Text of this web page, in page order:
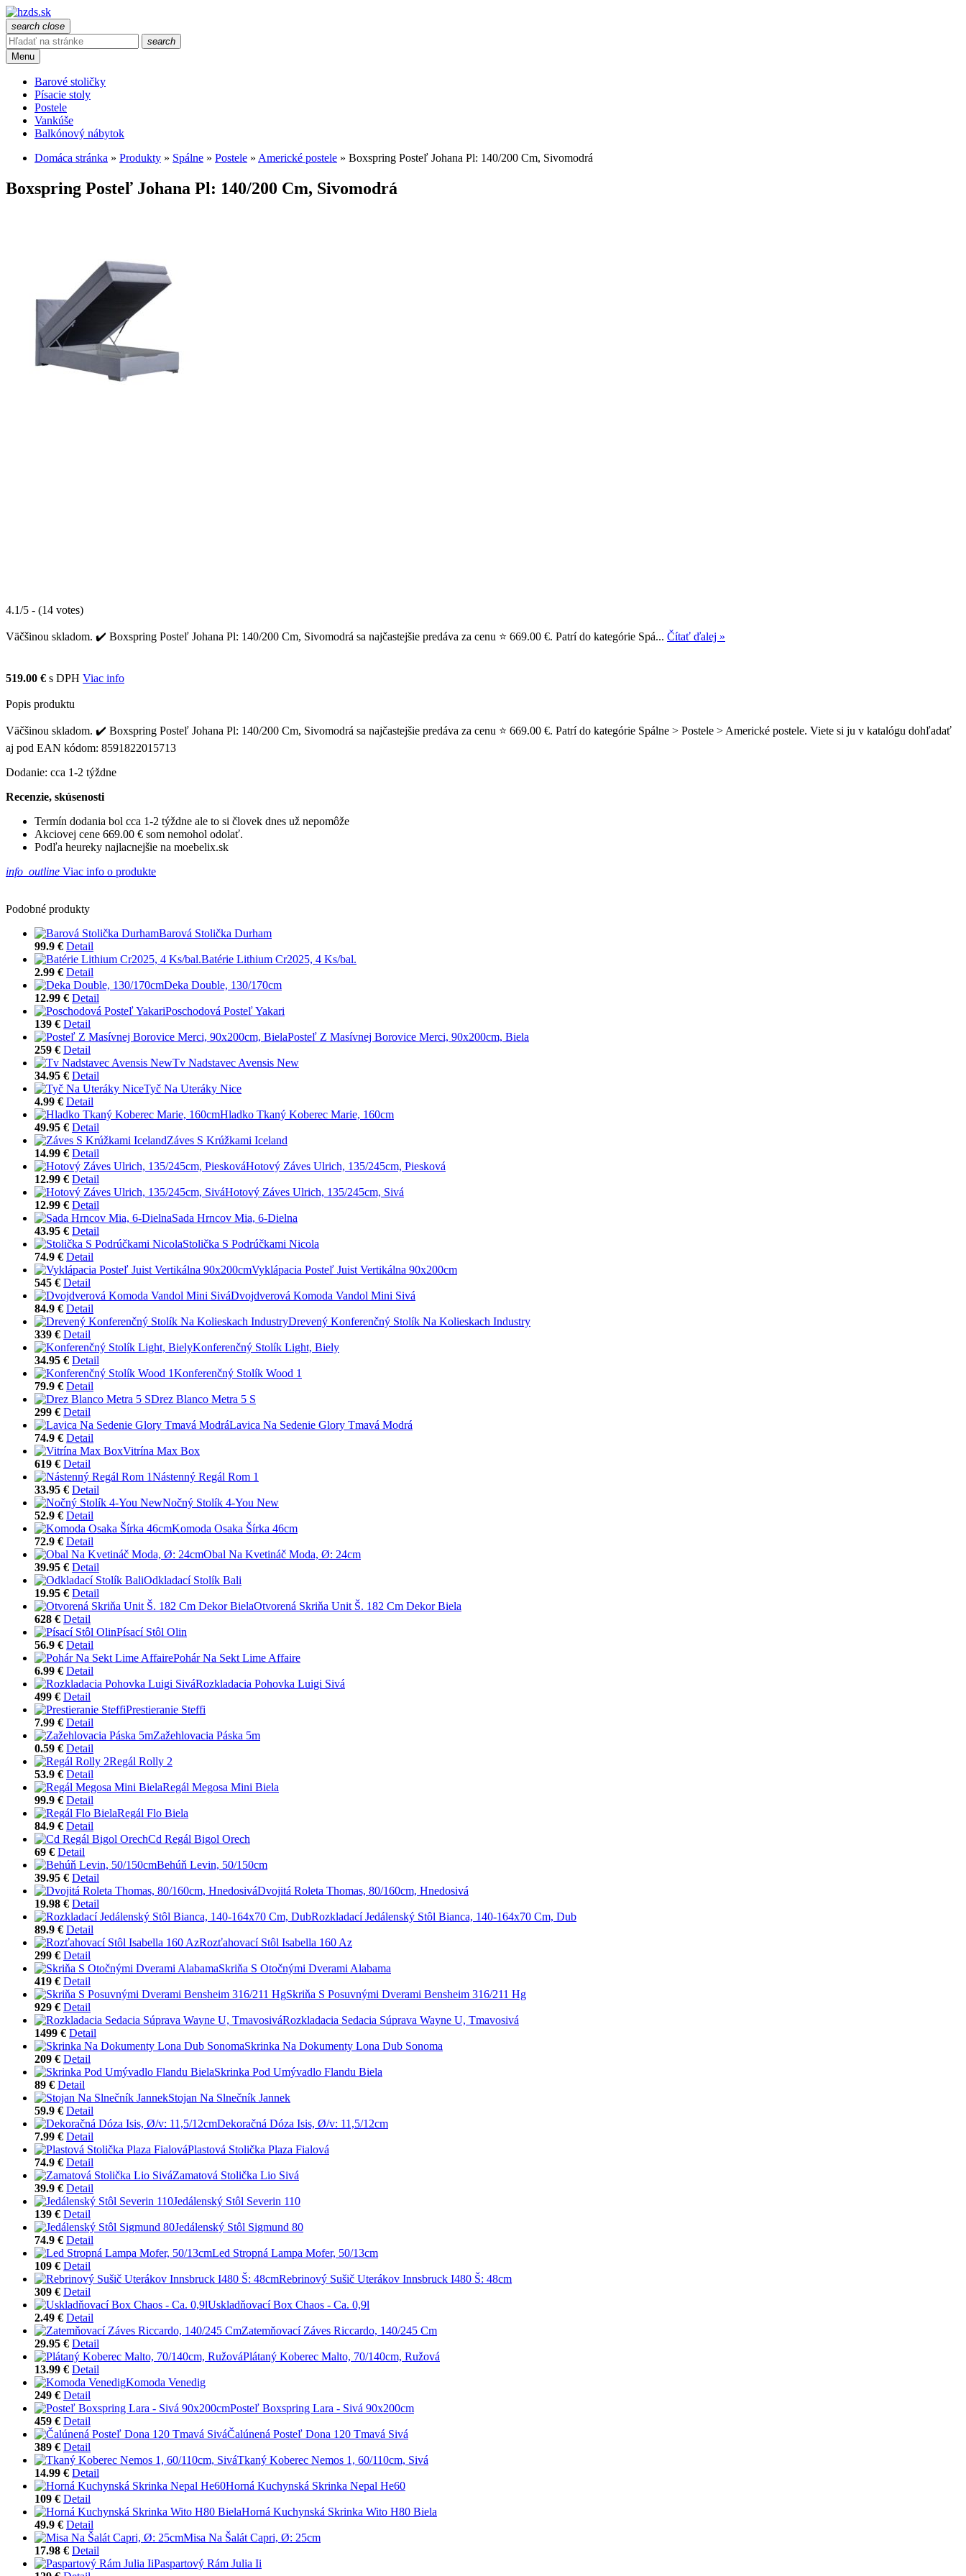
search close
search
Menu
Barové stoličky
Písacie stoly
Postele
Vankúše
Balkónový nábytok
Domáca stránka » Produkty » Spálne » Postele » Americké postele » Boxspring Posteľ Johana Pl: 140/200 Cm, Sivomodrá
Boxspring Posteľ Johana Pl: 140/200 Cm, Sivomodrá
4.1/5 - (14 votes)
Väčšinou skladom. ✔️ Boxspring Posteľ Johana Pl: 140/200 Cm, Sivomodrá sa najčastejšie predáva za cenu ⭐ 669.00 €. Patrí do kategórie Spá... Čítať ďalej »
519.00 € s DPH Viac info
Popis produktu
Väčšinou skladom. ✔️ Boxspring Posteľ Johana Pl: 140/200 Cm, Sivomodrá sa najčastejšie predáva za cenu ⭐ 669.00 €. Patrí do kategórie Spálne > Postele > Americké postele. Viete si ju v katalógu dohľadať
aj pod EAN kódom: 8591822015713
Dodanie: cca 1-2 týždne
Recenzie, skúsenosti
Termín dodania bol cca 1-2 týždne ale to si človek dnes už nepomôže
Akciovej cene 669.00 € som nemohol odolať.
Podľa heureky najlacnejšie na moebelix.sk
info_outline Viac info o produkte
Podobné produkty
Barová Stolička Durham
99.9 € Detail
Batérie Lithium Cr2025, 4 Ks/bal.
2.99 € Detail
Deka Double, 130/170cm
12.99 € Detail
Poschodová Posteľ Yakari
139 € Detail
Posteľ Z Masívnej Borovice Merci, 90x200cm, Biela
259 € Detail
Tv Nadstavec Avensis New
34.95 € Detail
Tyč Na Uteráky Nice
4.99 € Detail
Hladko Tkaný Koberec Marie, 160cm
49.95 € Detail
Záves S Krúžkami Iceland
14.99 € Detail
Hotový Záves Ulrich, 135/245cm, Piesková
12.99 € Detail
Hotový Záves Ulrich, 135/245cm, Sivá
12.99 € Detail
Sada Hrncov Mia, 6-Dielna
43.95 € Detail
Stolička S Podrúčkami Nicola
74.9 € Detail
Vyklápacia Posteľ Juist Vertikálna 90x200cm
545 € Detail
Dvojdverová Komoda Vandol Mini Sivá
84.9 € Detail
Drevený Konferenčný Stolík Na Kolieskach Industry
339 € Detail
Konferenčný Stolík Light, Biely
34.95 € Detail
Konferenčný Stolík Wood 1
79.9 € Detail
Drez Blanco Metra 5 S
299 € Detail
Lavica Na Sedenie Glory Tmavá Modrá
74.9 € Detail
Vitrína Max Box
619 € Detail
Nástenný Regál Rom 1
33.95 € Detail
Nočný Stolík 4-You New
52.9 € Detail
Komoda Osaka Šírka 46cm
72.9 € Detail
Obal Na Kvetináč Moda, Ø: 24cm
39.95 € Detail
Odkladací Stolík Bali
19.95 € Detail
Otvorená Skriňa Unit Š. 182 Cm Dekor Biela
628 € Detail
Písací Stôl Olin
56.9 € Detail
Pohár Na Sekt Lime Affaire
6.99 € Detail
Rozkladacia Pohovka Luigi Sivá
499 € Detail
Prestieranie Steffi
7.99 € Detail
Zažehlovacia Páska 5m
0.59 € Detail
Regál Rolly 2
53.9 € Detail
Regál Megosa Mini Biela
99.9 € Detail
Regál Flo Biela
84.9 € Detail
Cd Regál Bigol Orech
69 € Detail
Behúň Levin, 50/150cm
39.95 € Detail
Dvojitá Roleta Thomas, 80/160cm, Hnedosivá
19.98 € Detail
Rozkladací Jedálenský Stôl Bianca, 140-164x70 Cm, Dub
89.9 € Detail
Rozťahovací Stôl Isabella 160 Az
299 € Detail
Skriňa S Otočnými Dverami Alabama
419 € Detail
Skriňa S Posuvnými Dverami Bensheim 316/211 Hg
929 € Detail
Rozkladacia Sedacia Súprava Wayne U, Tmavosivá
1499 € Detail
Skrinka Na Dokumenty Lona Dub Sonoma
209 € Detail
Skrinka Pod Umývadlo Flandu Biela
89 € Detail
Stojan Na Slnečník Jannek
59.9 € Detail
Dekoračná Dóza Isis, Ø/v: 11,5/12cm
7.99 € Detail
Plastová Stolička Plaza Fialová
74.9 € Detail
Zamatová Stolička Lio Sivá
39.9 € Detail
Jedálenský Stôl Severin 110
139 € Detail
Jedálenský Stôl Sigmund 80
74.9 € Detail
Led Stropná Lampa Mofer, 50/13cm
109 € Detail
Rebrinový Sušič Uterákov Innsbruck I480 Š: 48cm
309 € Detail
Uskladňovací Box Chaos - Ca. 0,9l
2.49 € Detail
Zatemňovací Záves Riccardo, 140/245 Cm
29.95 € Detail
Plátaný Koberec Malto, 70/140cm, Ružová
13.99 € Detail
Komoda Venedig
249 € Detail
Posteľ Boxspring Lara - Sivá 90x200cm
459 € Detail
Čalúnená Posteľ Dona 120 Tmavá Sivá
389 € Detail
Tkaný Koberec Nemos 1, 60/110cm, Sivá
14.99 € Detail
Horná Kuchynská Skrinka Nepal He60
109 € Detail
Horná Kuchynská Skrinka Wito H80 Biela
49.9 € Detail
Misa Na Šalát Capri, Ø: 25cm
17.98 € Detail
Paspartový Rám Julia Ii